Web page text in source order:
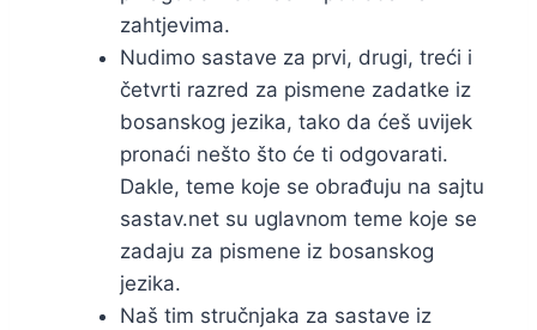
zahtjevima.
Nudimo sastave za prvi, drugi, treći i
četvrti razred za pismene zadatke iz
bosanskog jezika, tako da ćeš uvijek
pronaći nešto što će ti odgovarati.
Dakle, teme koje se obrađuju na sajtu
sastav.net su uglavnom teme koje se
zadaju za pismene iz bosanskog
jezika.
Naš tim stručnjaka za sastave iz